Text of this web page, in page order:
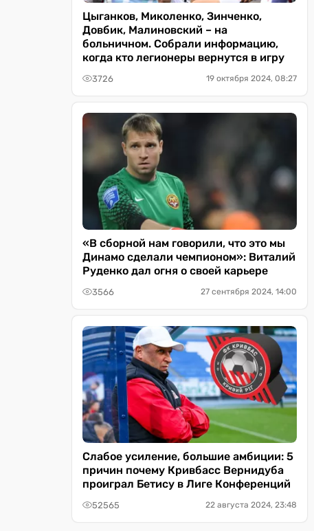
Цыганков, Миколенко, Зинченко,
Довбик, Малиновский – на
больничном. Собрали информацию,
когда кто легионеры вернутся в игру
3726 19 октября 2024, 08:27
«В сборной нам говорили, что это мы
Динамо сделали чемпионом»: Виталий
Руденко дал огня о своей карьере
3566 27 сентября 2024, 14:00
Слабое усиление, большие амбиции: 5
причин почему Кривбасс Вернидуба
проиграл Бетису в Лиге Конференций
52565 22 августа 2024, 23:48